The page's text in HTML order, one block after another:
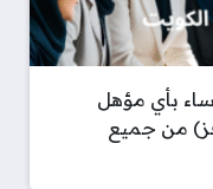
بأي مؤهل
من جميع